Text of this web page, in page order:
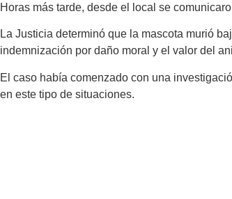
Horas más tarde, desde el local se
La Justicia determinó que la mascota murió
indemnización por daño moral y el valor del
El caso había comenzado con una
en este tipo de situaciones.